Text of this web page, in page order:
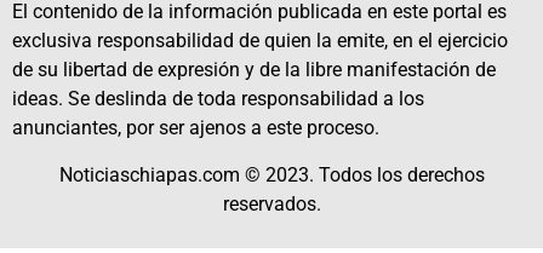
El contenido de la información publicada en este portal es
exclusiva responsabilidad de quien la emite, en el ejercicio
de su libertad de expresión y de la libre manifestación de
ideas. Se deslinda de toda responsabilidad a los
anunciantes, por ser ajenos a este proceso.
Noticiaschiapas.com © 2023. Todos los derechos
reservados.